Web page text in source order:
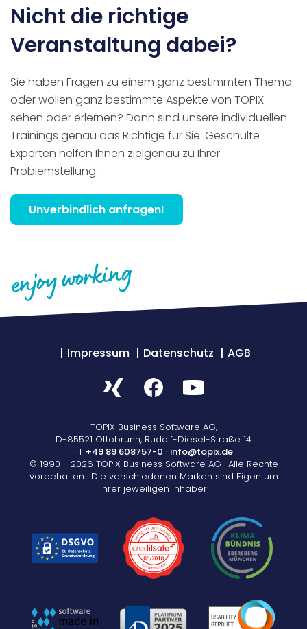
Nicht die richtige
Veranstaltung dabei?
Sie haben Fragen zu einem ganz bestimmten Thema
oder wollen ganz bestimmte Aspekte von TOPIX
sehen oder erlernen? Dann sind unsere individuellen
Trainings genau das Richtige für Sie. Geschulte
Experten helfen Ihnen zielgenau zu Ihrer
Problemstellung.
Unverbindlich anfragen!
Impressum Datenschutz AGB
TOPIX Business Software AG,
D-85521 Ottobrunn, Rudolf-Diesel-Straße 14
· T +49 89 608757-0 · info@topix.de
© 1990 - 2026 TOPIX Business Software AG · Alle Rechte
vorbehalten · Die verschiedenen Marken sind Eigentum
ihrer jeweiligen Inhaber